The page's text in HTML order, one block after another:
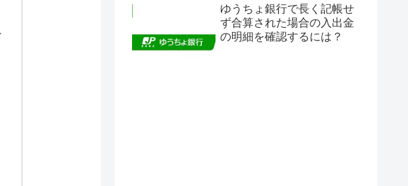
ゆうちょ銀行で長く記帳せ
ず合算された場合の入出金
の明細を確認するには？